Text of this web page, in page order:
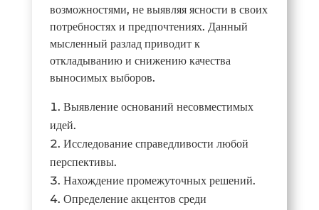
возможностями, не выявляя ясности в своих
потребностях и предпочтениях. Данный
мысленный разлад приводит к
откладыванию и снижению качества
выносимых выборов.
Выявление оснований несовместимых
идей.
Исследование справедливости любой
перспективы.
Нахождение промежуточных решений.
Определение акцентов среди